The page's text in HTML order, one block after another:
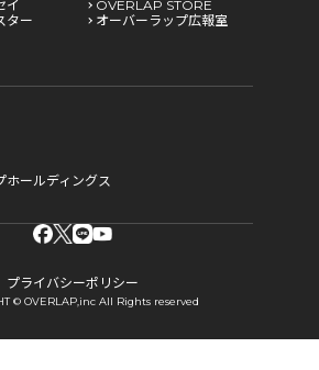
イ
ター
OVERLAP STORE
オーバーラップ広報室
ホールディングス
プライバシーポリシー
© OVERLAP,inc All Rights reserved